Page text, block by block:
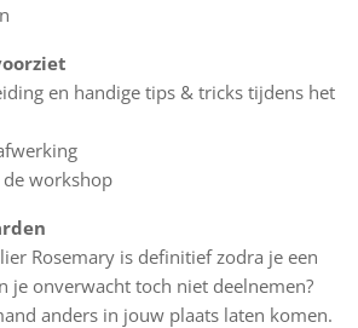
en handige tips & tricks tijdens het
de workshop
Rosemary is definitief zodra je een
je onverwacht toch niet deelnemen?
anders in jouw plaats laten komen.